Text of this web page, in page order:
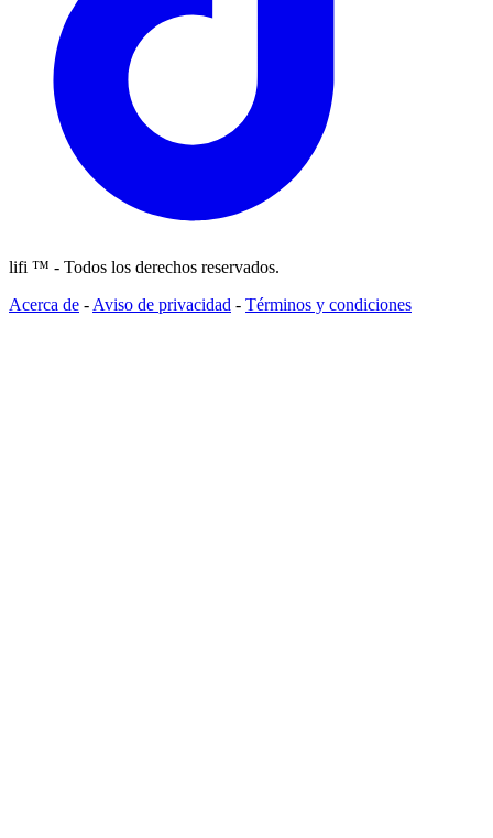
lifi ™ - Todos los derechos reservados.
Acerca de - Aviso de privacidad - Términos y condiciones